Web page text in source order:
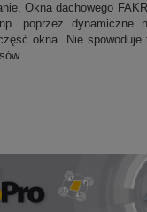
Okna dachowego
poprzez dynamiczne
okna. Nie spowoduje